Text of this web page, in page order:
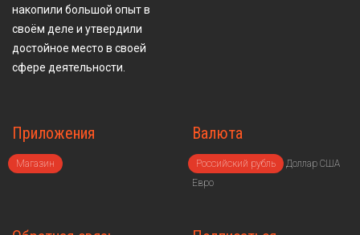
накопили большой опыт в
своём деле и утвердили
достойное место в своей
сфере деятельности.
Приложения
Магазин
Валюта
Российский рубль
Доллар США
Евро